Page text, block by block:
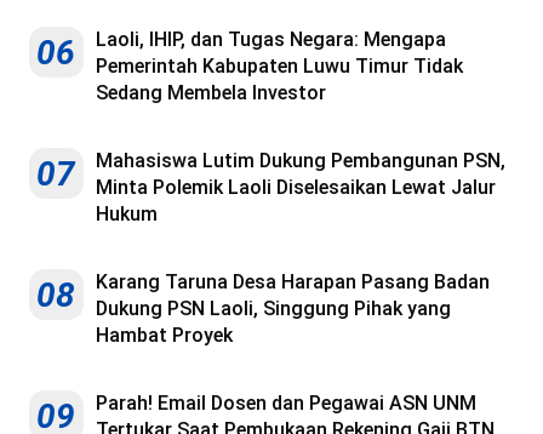
06
Laoli, IHIP, dan Tugas Negara: Mengapa
Pemerintah Kabupaten Luwu Timur Tidak
Sedang Membela Investor
07
Mahasiswa Lutim Dukung Pembangunan PSN,
Minta Polemik Laoli Diselesaikan Lewat Jalur
Hukum
08
Karang Taruna Desa Harapan Pasang Badan
Dukung PSN Laoli, Singgung Pihak yang
Hambat Proyek
09
Parah! Email Dosen dan Pegawai ASN UNM